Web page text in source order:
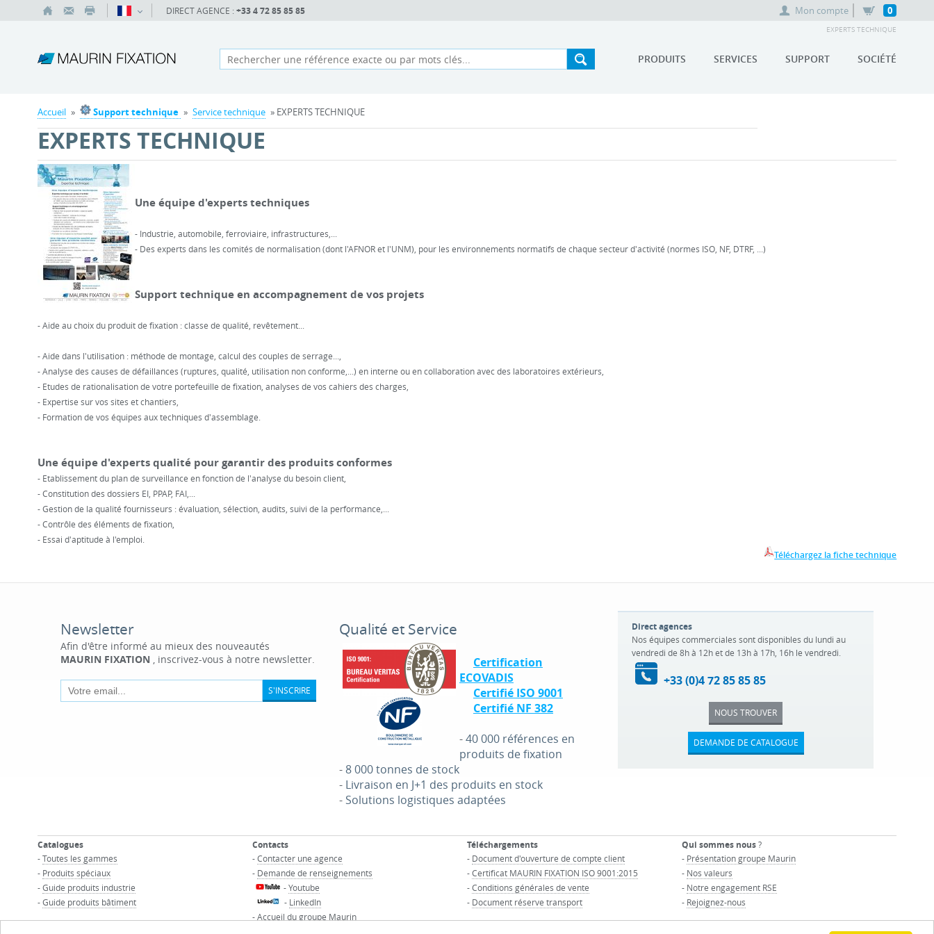
DIRECT AGENCE : +33 4 72 85 85 85 Mon compte 0
EXPERTS TECHNIQUE
PRODUITS SERVICES SUPPORT SOCIÉTÉ
Accueil » Support technique » Service technique » EXPERTS TECHNIQUE
EXPERTS TECHNIQUE
Une équipe d'experts techniques
- Industrie, automobile, ferroviaire, infrastructures,...
- Des experts dans les comités de normalisation (dont l'AFNOR et l'UNM), pour les environnements normatifs de chaque secteur d'activité (normes ISO, NF, DTRF, ...)
Support technique en accompagnement de vos projets
- Aide au choix du produit de fixation : classe de qualité, revêtement...
- Aide dans l'utilisation : méthode de montage, calcul des couples de serrage...,
- Analyse des causes de défaillances (ruptures, qualité, utilisation non conforme,...) en interne ou en collaboration avec des laboratoires extérieurs,
- Etudes de rationalisation de votre portefeuille de fixation, analyses de vos cahiers des charges,
- Expertise sur vos sites et chantiers,
- Formation de vos équipes aux techniques d'assemblage.
Une équipe d'experts qualité pour garantir des produits conformes
- Etablissement du plan de surveillance en fonction de l'analyse du besoin client,
- Constitution des dossiers EI, PPAP, FAI,...
- Gestion de la qualité fournisseurs : évaluation, sélection, audits, suivi de la performance,...
- Contrôle des éléments de fixation,
- Essai d'aptitude à l'emploi.
Téléchargez la fiche technique
Newsletter
Afin d'être informé au mieux des nouveautés
MAURIN FIXATION , inscrivez-vous à notre newsletter.
S'INSCRIRE
Qualité et Service
Certification
ECOVADIS
Certifié ISO 9001
Certifié NF 382
-40 000 références en
produits de fixation
- 8 000 tonnes de stock
- Livraison en J+1 des produits en stock
- Solutions logistiques adaptées
Direct agences
Nos équipes commerciales sont disponibles du lundi au
vendredi de 8h à 12h et de 13h à 17h, 16h le vendredi.
+33 (0)4 72 85 85 85
NOUS TROUVER
DEMANDE DE CATALOGUE
Catalogues
-Toutes les gammes
- Produits spéciaux
-Guide produits industrie
-Guide produits bâtiment
Contacts
-Contacter une agence
- Demande de renseignements
-Youtube
- LinkedIn
-Accueil du groupe Maurin
Téléchargements
- Document d'ouverture de compte client
-Certificat MAURIN FIXATION ISO 9001:2015
-Conditions générales de vente
- Document réserve transport
Qui sommes nous?
- Présentation groupe Maurin
- Nos valeurs
- Notre engagement RSE
- Rejoignez-nous